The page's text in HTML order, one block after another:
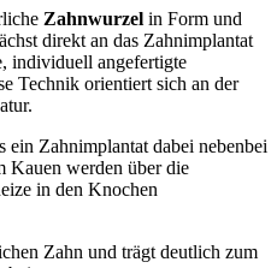
Zahnwurzel in Form und
direkt an das Zahnimplantat
individuell angefertigte
Technik orientiert sich an der
Zahnimplantat dabei nebenbei
Kauen werden über die
in den Knochen
Zahn und trägt deutlich zum